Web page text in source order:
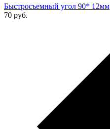
Быстросъемный угол 90* 12мм
70 руб.